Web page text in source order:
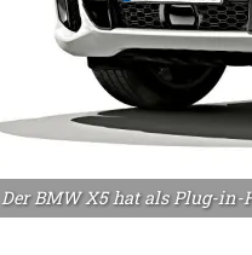
Der BMW X5 hat als Plug-in-